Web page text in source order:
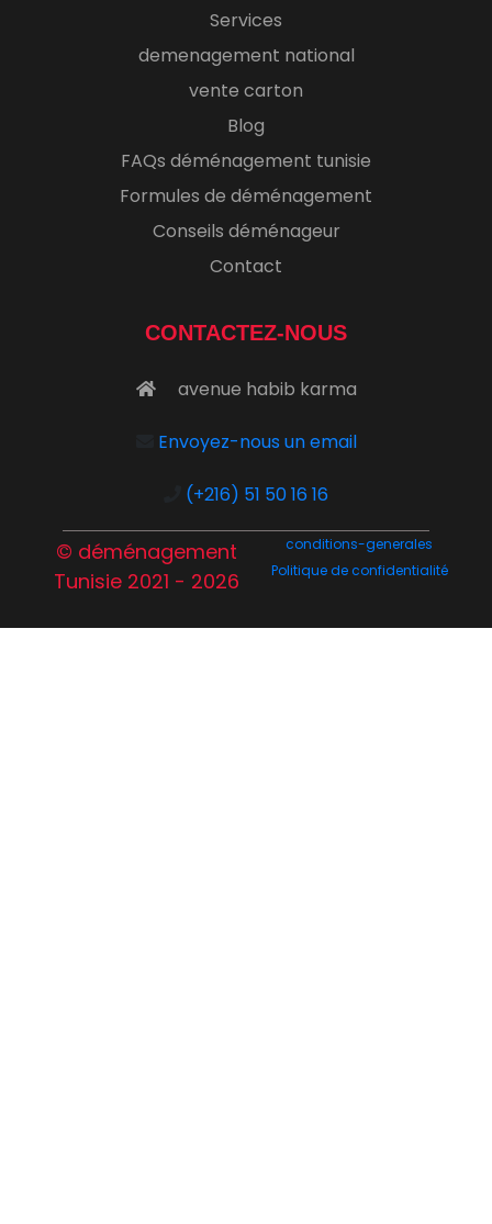
Services
demenagement national
vente carton
Blog
FAQs déménagement tunisie
Formules de déménagement
Conseils déménageur
Contact
CONTACTEZ-NOUS
avenue habib karma
Envoyez-nous un email
(+216) 51 50 16 16
© déménagement
Tunisie 2021 - 2026
conditions-generales
Politique de confidentialité